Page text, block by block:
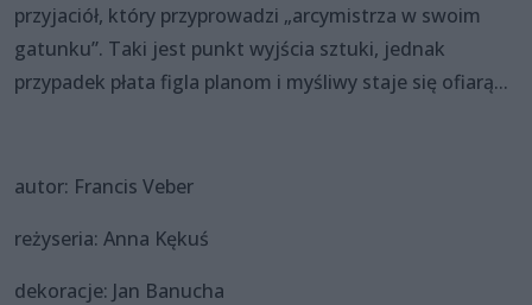
przyjaciół, który przyprowadzi „arcymistrza w swoim
gatunku”. Taki jest punkt wyjścia sztuki, jednak
przypadek płata figla planom i myśliwy staje się ofiarą...
autor: Francis Veber
reżyseria: Anna Kękuś
dekoracje: Jan Banucha